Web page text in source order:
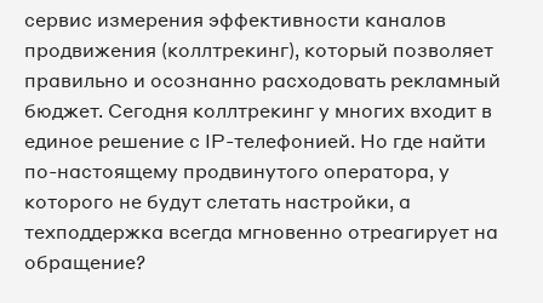
сервис измерения эффективности каналов
продвижения (коллтрекинг), который позволяет
правильно и осознанно расходовать рекламный
бюджет. Сегодня коллтрекинг у многих входит в
единое решение с IP-телефонией. Но где найти
по-настоящему продвинутого оператора, у
которого не будут слетать настройки, а
техподдержка всегда мгновенно отреагирует на
обращение?